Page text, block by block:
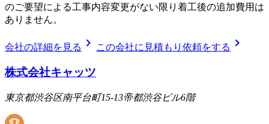
のご要望による工事内容変更がない限り着工後の追加費用は
ありません。
会社の詳細を見る chevron_right この会社に見積もり依頼をする chevron_right
株式会社キャッツ
東京都渋谷区南平台町15-13帝都渋谷ビル6階